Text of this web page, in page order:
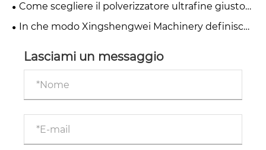
Come scegliere il polverizzatore ultrafine giusto
per la vostra produzione industriale? Linee guida
fondamentali per gli appalti transfrontalieri
In che modo Xingshengwei Machinery definisce
ultrafine
Lasciami un messaggio